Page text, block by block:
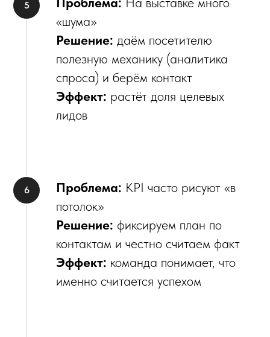
«шума»
Решение: даём посетителю
полезную механику (аналитика
спроса) и берём контакт
Эффект: растёт доля целевых
лидов
Проблема: KPI часто рисуют «в
потолок»
Решение: фиксируем план по
контактам и честно считаем факт
Эффект: команда понимает, что
именно считается успехом